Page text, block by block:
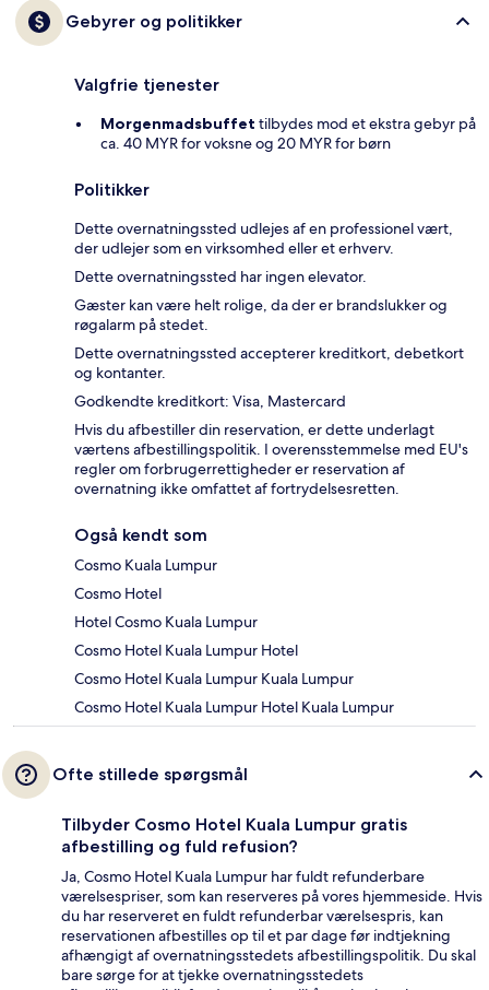
Gebyrer og politikker
Valgfrie tjenester
Morgenmadsbuffet tilbydes mod et ekstra gebyr på
ca. 40 MYR for voksne og 20 MYR for børn
Politikker
Dette overnatningssted udlejes af en professionel vært,
der udlejer som en virksomhed eller et erhverv.
Dette overnatningssted har ingen elevator.
Gæster kan være helt rolige, da der er brandslukker og
røgalarm på stedet.
Dette overnatningssted accepterer kreditkort, debetkort
og kontanter.
Godkendte kreditkort: Visa, Mastercard
Hvis du afbestiller din reservation, er dette underlagt
værtens afbestillingspolitik. I overensstemmelse med EU's
regler om forbrugerrettigheder er reservation af
overnatning ikke omfattet af fortrydelsesretten.
Også kendt som
Cosmo Kuala Lumpur
Cosmo Hotel
Hotel Cosmo Kuala Lumpur
Cosmo Hotel Kuala Lumpur Hotel
Cosmo Hotel Kuala Lumpur Kuala Lumpur
Cosmo Hotel Kuala Lumpur Hotel Kuala Lumpur
Ofte stillede spørgsmål
Tilbyder Cosmo Hotel Kuala Lumpur gratis
afbestilling og fuld refusion?
Ja, Cosmo Hotel Kuala Lumpur har fuldt refunderbare
værelsespriser, som kan reserveres på vores hjemmeside. Hvis
du har reserveret en fuldt refunderbar værelsespris, kan
reservationen afbestilles op til et par dage før indtjekning
afhængigt af overnatningsstedets afbestillingspolitik. Du skal
bare sørge for at tjekke overnatningsstedets